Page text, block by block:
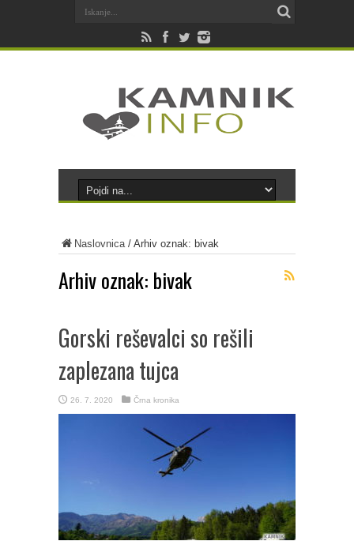
Naslovnica/ Arhiv oznak: bivak
Arhiv oznak: bivak
Gorski reševalci so rešili
zaplezana tujca
26. 7. 2020 Črna kronika